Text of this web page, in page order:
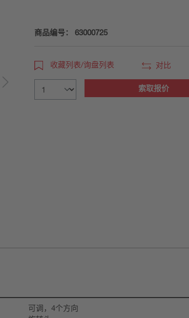
详细信息参见数据表
商品编号： 63000725
收藏列表/询盘列表 对比
索取报价
可调，4个方向